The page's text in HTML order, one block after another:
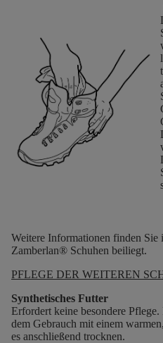
Weitere Informationen finden Sie
Zamberlan® Schuhen beiliegt.
PFLEGE DER WEITEREN
Synthetisches Futter
Erfordert keine besondere
dem Gebrauch mit einem
es anschließend trocknen.